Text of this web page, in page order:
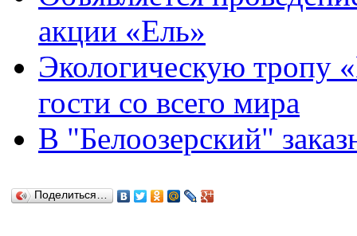
акции «Ель»
Экологическую тропу
гости со всего мира
В "Белоозерский"
Поделиться…